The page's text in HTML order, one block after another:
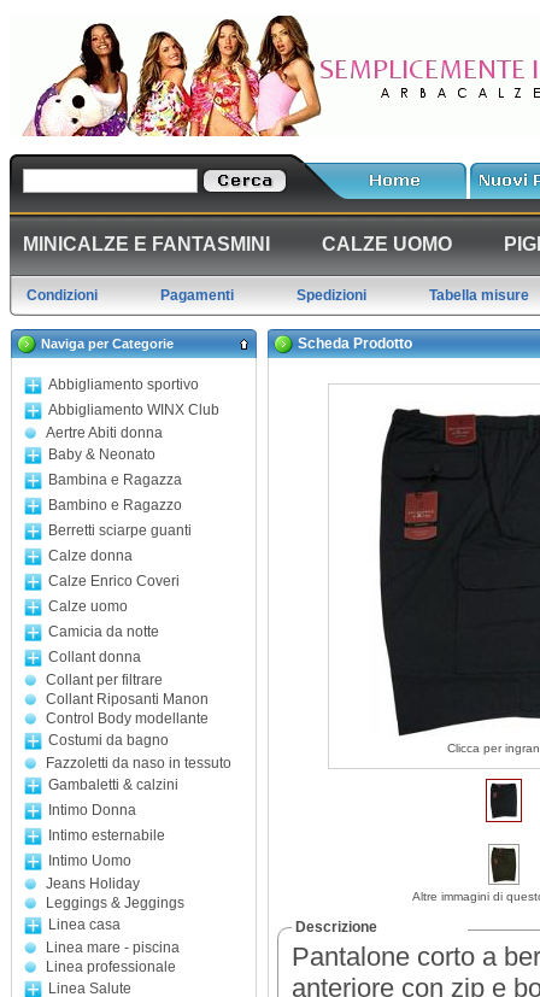
MINICALZE E FANTASMINI CALZE UOMO
Condizioni Pagamenti Spedizioni Tabella misure
Naviga per Categorie
Abbigliamento sportivo
Abbigliamento WINX Club
Aertre Abiti donna
Baby & Neonato
Bambina e Ragazza
Bambino e Ragazzo
Berretti sciarpe guanti
Calze donna
Calze Enrico Coveri
Calze uomo
Camicia da notte
Collant donna
Collant per filtrare
Collant Riposanti Manon
Control Body modellante
Costumi da bagno
Fazzoletti da naso in tessuto
Gambaletti & calzini
Intimo Donna
Intimo esternabile
Intimo Uomo
Jeans Holiday
Leggings & Jeggings
Linea casa
Linea mare - piscina
Linea professionale
Linea Salute
Scheda Prodotto
Clicca per
Altre immagini di
Descrizione
Pantalone corto a
anteriore con zip e